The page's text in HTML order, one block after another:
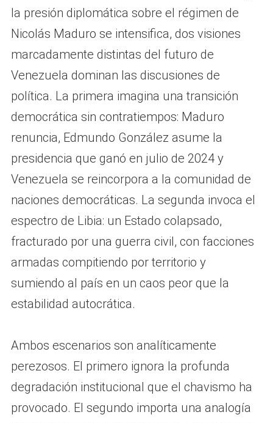
la presión diplomática sobre el régimen de
Nicolás Maduro se intensifica, dos visiones
marcadamente distintas del futuro de
Venezuela dominan las discusiones de
política. La primera imagina una transición
democrática sin contratiempos: Maduro
renuncia, Edmundo González asume la
presidencia que ganó en julio de 2024 y
Venezuela se reincorpora a la comunidad de
naciones democráticas. La segunda invoca el
espectro de Libia: un Estado colapsado,
fracturado por una guerra civil, con facciones
armadas compitiendo por territorio y
sumiendo al país en un caos peor que la
estabilidad autocrática.
Ambos escenarios son analíticamente
perezosos. El primero ignora la profunda
degradación institucional que el chavismo ha
provocado. El segundo importa una analogía